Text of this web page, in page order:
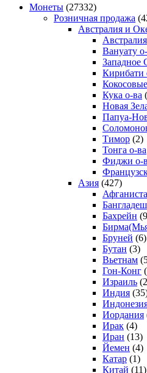
Монеты (27332)
Розничная продажа
Австралия и
Австралия
Вануату
Западное
Кирибати
Кука о-ва
Новая
Папуа-
Тимор (2)
Тонга о-ва
Фиджи о-
Азия (427)
Бангладеш
Бахрейн
Бруней (6)
Бутан (3)
Вьетнам
Гон-Конг
Израиль
Индия
Иордания
Ирак (4)
Иран (13)
Йемен (4)
Катар (1)
Китай (11)